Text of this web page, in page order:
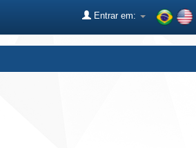
Entrar em: